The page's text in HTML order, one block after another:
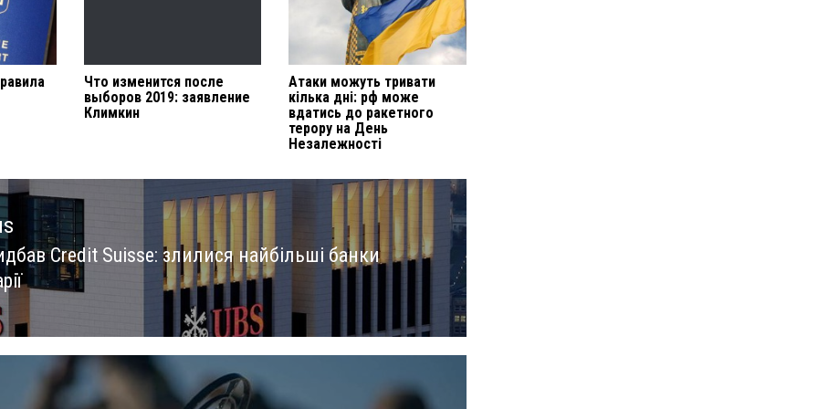
Что изменится после
выборов 2019: заявление
Климкин
Атаки можуть тривати
кілька дні: рф може
вдатись до ракетного
терору на День
Незалежності
Credit Suisse: злилися найбільші банки